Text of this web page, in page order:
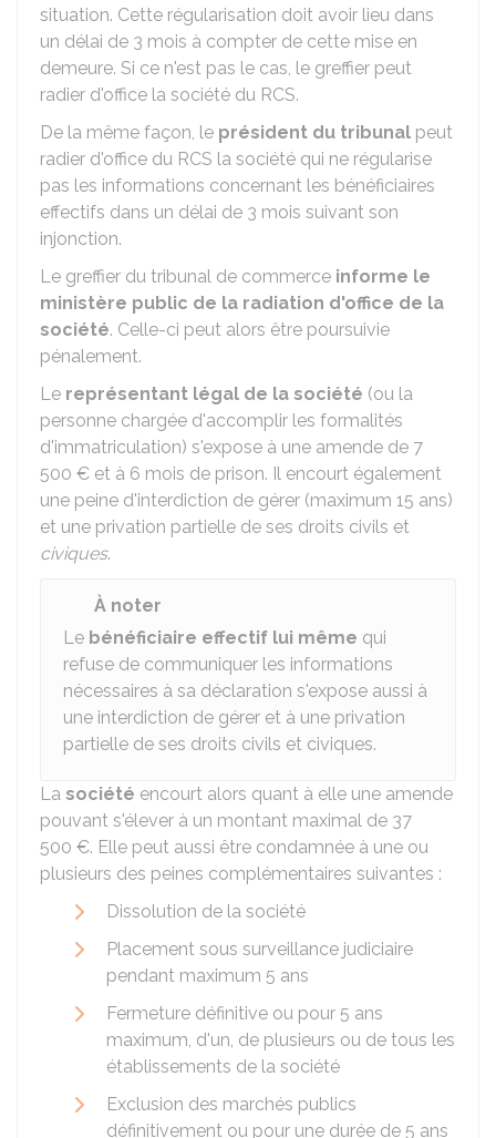
situation. Cette régularisation doit avoir lieu dans
un délai de 3 mois à compter de cette mise en
demeure. Si ce n'est pas le cas, le greffier peut
radier d'office la société du RCS.
De la même façon, le président du tribunal peut
radier d'office du RCS la société qui ne régularise
pas les informations concernant les bénéficiaires
effectifs dans un délai de 3 mois suivant son
injonction.
Le greffier du tribunal de commerce informe le
ministère public de la radiation d'office de la
société. Celle-ci peut alors être poursuivie
pénalement.
Le représentant légal de la société (ou la
personne chargée d'accomplir les formalités
d'immatriculation) s'expose à une amende de 7
500 € et à 6 mois de prison. Il encourt également
une peine d'interdiction de gérer (maximum 15 ans)
et une privation partielle de ses droits civils et
civiques.
À noter
Le bénéficiaire effectif lui même qui
refuse de communiquer les informations
nécessaires à sa déclaration s'expose aussi à
une interdiction de gérer et à une privation
partielle de ses droits civils et civiques.
La société encourt alors quant à elle une amende
pouvant s'élever à un montant maximal de 37
500 €. Elle peut aussi être condamnée à une ou
plusieurs des peines complémentaires suivantes :
Dissolution de la société
Placement sous surveillance judiciaire
pendant maximum 5 ans
Fermeture définitive ou pour 5 ans
maximum, d'un, de plusieurs ou de tous les
établissements de la société
Exclusion des marchés publics
définitivement ou pour une durée de 5 ans